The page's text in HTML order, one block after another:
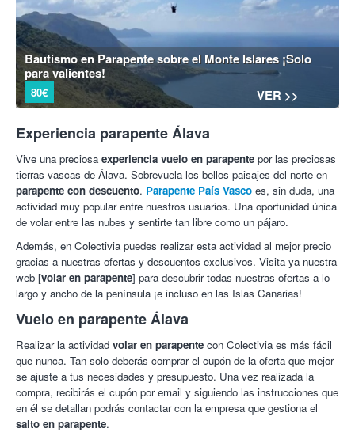
Bautismo en Parapente sobre el Monte Islares ¡Solo
para valientes!
80€ VER >>
Experiencia parapente Álava
Vive una preciosa experiencia vuelo en parapente por las preciosas
tierras vascas de Álava. Sobrevuela los bellos paisajes del norte en
parapente con descuento. Parapente País Vasco es, sin duda, una
actividad muy popular entre nuestros usuarios. Una oportunidad única
de volar entre las nubes y sentirte tan libre como un pájaro.
Además, en Colectivia puedes realizar esta actividad al mejor precio
gracias a nuestras ofertas y descuentos exclusivos. Visita ya nuestra
web [volar en parapente] para descubrir todas nuestras ofertas a lo
largo y ancho de la península ¡e incluso en las Islas Canarias!
Vuelo en parapente Álava
Realizar la actividad volar en parapente con Colectivia es más fácil
que nunca. Tan solo deberás comprar el cupón de la oferta que mejor
se ajuste a tus necesidades y presupuesto. Una vez realizada la
compra, recibirás el cupón por email y siguiendo las instrucciones que
en él se detallan podrás contactar con la empresa que gestiona el
salto en parapente.